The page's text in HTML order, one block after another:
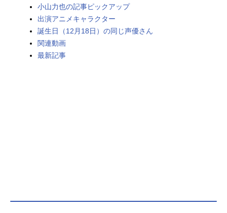
FOLLOW US
小山力也の記事ピックアップ
出演アニメキャラクター
誕生日（12月18日）の同じ声優さん
関連動画
最新記事